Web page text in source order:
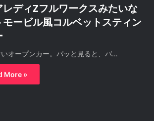
レディZフルワークスみたいな
ービル風コルベットスティン
いオープンカー。パッと見ると、バ…
More »